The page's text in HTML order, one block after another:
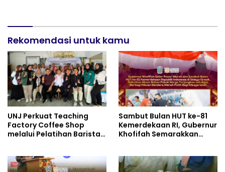
Timur Siap Jadi Pusat
Pengembangan Vokasi
Rekomendasi untuk kamu
UNJ Perkuat Teaching
Factory Coffee Shop
melalui Pelatihan Barista
Cimahi
Sambut Bulan HUT ke-81
Kemerdekaan RI, Gubernur
Khofifah Semarakkan
Bendera Merah Putih Bagi
Masyarakat